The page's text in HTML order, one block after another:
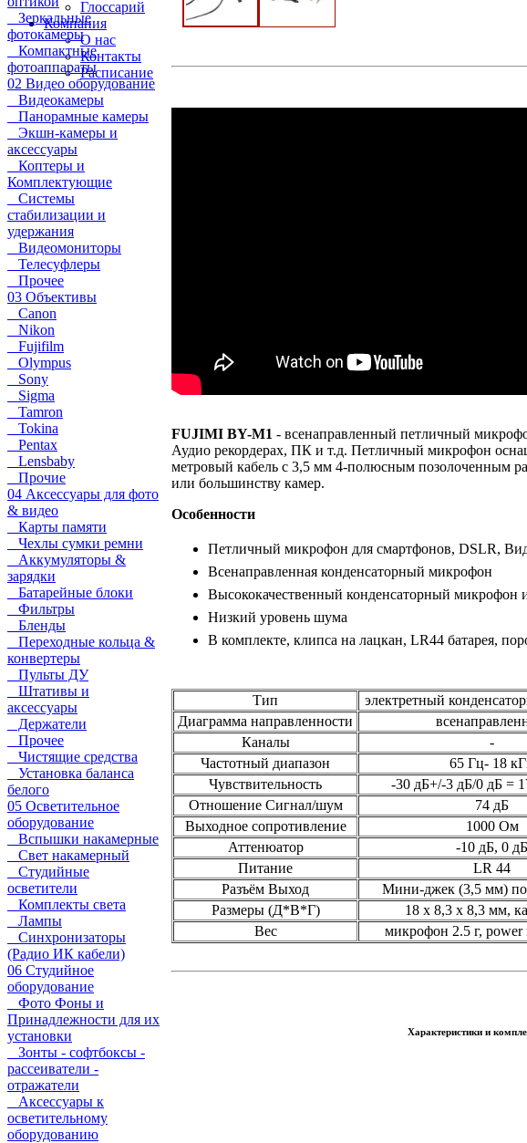
Глоссарий
Компания
О нас
Контакты
Расписание
Зеркальные
фотокамеры
Компактные
фотоаппараты
02 Видео оборудование
Видеокамеры
Панорамные камеры
Экшн-камеры и
аксессуары
Коптеры и
Комплектующие
Системы
стабилизации и
удержания
Видеомониторы
Телесуфлеры
Прочее
03 Объективы
Canon
Nikon
Fujifilm
Olympus
Sony
Sigma
Tamron
Tokina
Pentax
Lensbaby
Прочие
04 Аксессуары для фото
& видео
Карты памяти
Чехлы сумки ремни
Аккумуляторы &
зарядки
Батарейные блоки
Фильтры
Бленды
Переходные кольца &
конвертеры
Пульты ДУ
Штативы и
аксессуары
Держатели
Прочее
Чистящие средства
Установка баланса
белого
05 Осветительное
оборудование
Вспышки накамерные
Свет накамерный
Студийные
осветители
Комплекты света
Лампы
Синхронизаторы
(Радио ИК кабели)
06 Студийное
оборудование
Фото Фоны и
Принадлежности для их
установки
Зонты - софтбоксы -
рассеиватели -
отражатели
Аксессуары к
осветительному
оборудованию
FUJIMI BY-М1 - всенаправленный петличный
Аудио рекордерах, ПК и т.д. Петличный микрофон
метровый кабель с 3,5 мм 4-полюсным позолоченным
или большинству камер.
Особенности
Петличный микрофон для смартфонов, DSLR,
Всенаправленная конденсаторный микрофон
Высококачественный конденсаторный микрофон
Низкий уровень шума
В комплекте, клипса на лацкан, LR44 батарея,
Тип
электретный
Диаграмма направленности
Каналы
-
Частотный диапазон
65 Гц- 18
Чувствительность
-30 дБ+/-3 дБ/0 дБ =
Отношение Сигнал/шум
74 дБ
Выходное сопротивление
1000 Ом
Аттенюатор
-10 дБ, 0 дБ
Питание
LR 44
Разъём Выход
Мини-джек (3,5 мм)
Размеры (Д*В*Г)
18 х 8,3 х 8,3 мм,
Вес
микрофон 2.5 г, power
Характеристики и